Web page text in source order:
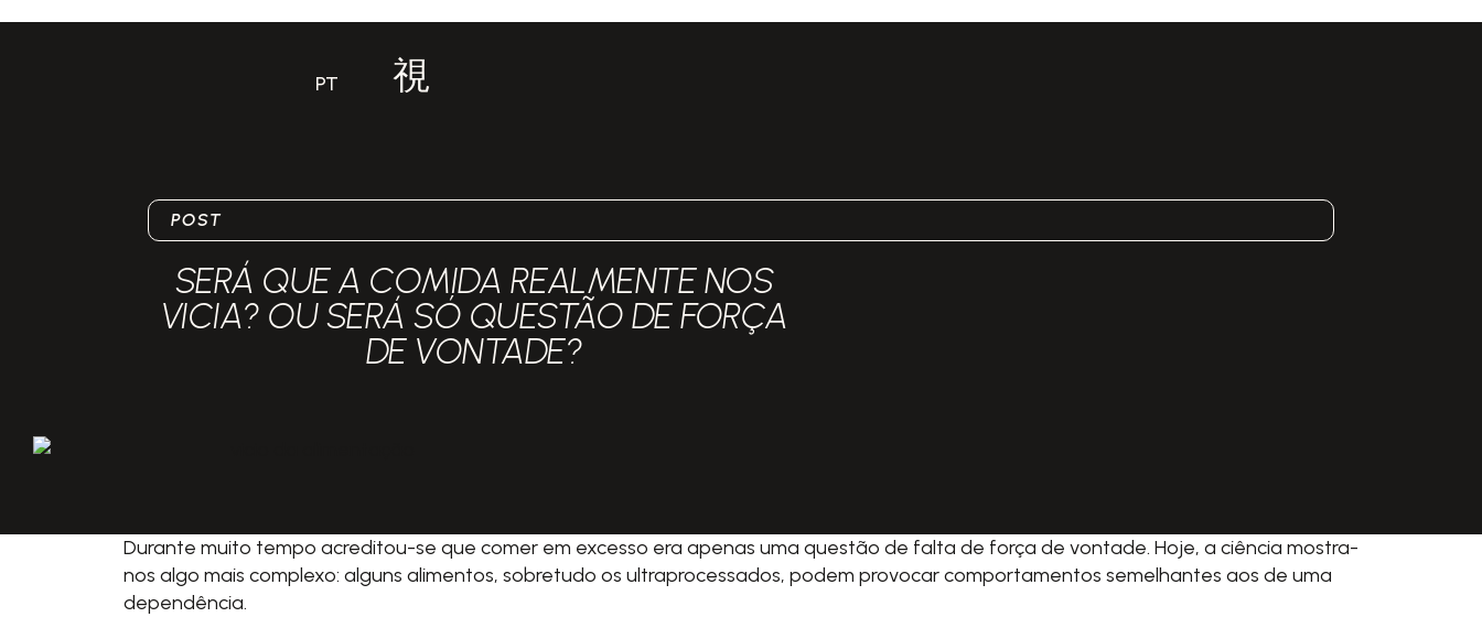
PT
POST
SERÁ QUE A COMIDA REALMENTE NOS
VICIA? OU SERÁ SÓ QUESTÃO DE FORÇA
DE VONTADE?
Durante muito tempo acreditou-se que comer em excesso era apenas uma questão de falta de força de vontade. Hoje, a ciência mostra-
nos algo mais complexo: alguns alimentos, sobretudo os ultraprocessados, podem provocar comportamentos semelhantes aos de uma
dependência.